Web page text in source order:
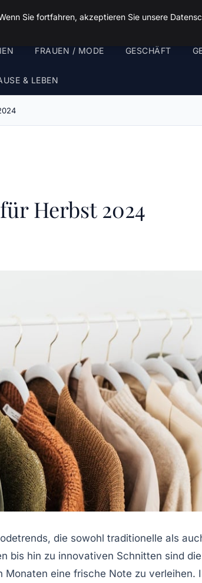
FRAUEN / MODE GESCHÄFT
& LEBEN
Herbst 2024
, die sowohl traditionelle als
bis hin zu innovativen Schnitten sind die
eine frische Note zu verleihen.
Sie fortfahren, akzeptieren Sie unsere